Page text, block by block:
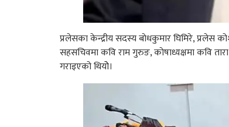
प्रलेसका केन्द्रीय सदस्य बाेधकुमार घिमिरे, प्रलेस
सहसचिवमा कवि राम गुरुङ, काेषाध्यक्षमा कवि
गराइएको थियोे।